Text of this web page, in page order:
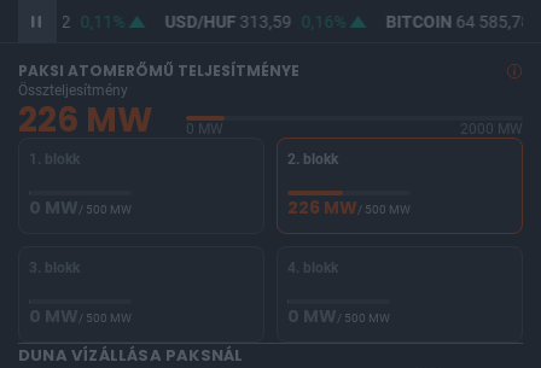
362,12 0,11% USD/HUF313,59 0,16% BITCOIN64 585,78
PAKSI ATOMERŐMŰ TELJESÍTMÉNYE
Összteljesítmény
226 MW 0 MW
2000 MW
1. blokk
0 MW/ 500 MW
2. blokk
226 MW/ 500 MW
3. blokk
0 MW/ 500 MW
4. blokk
0 MW/ 500 MW
DUNA VÍZÁLLÁSA PAKSNÁL